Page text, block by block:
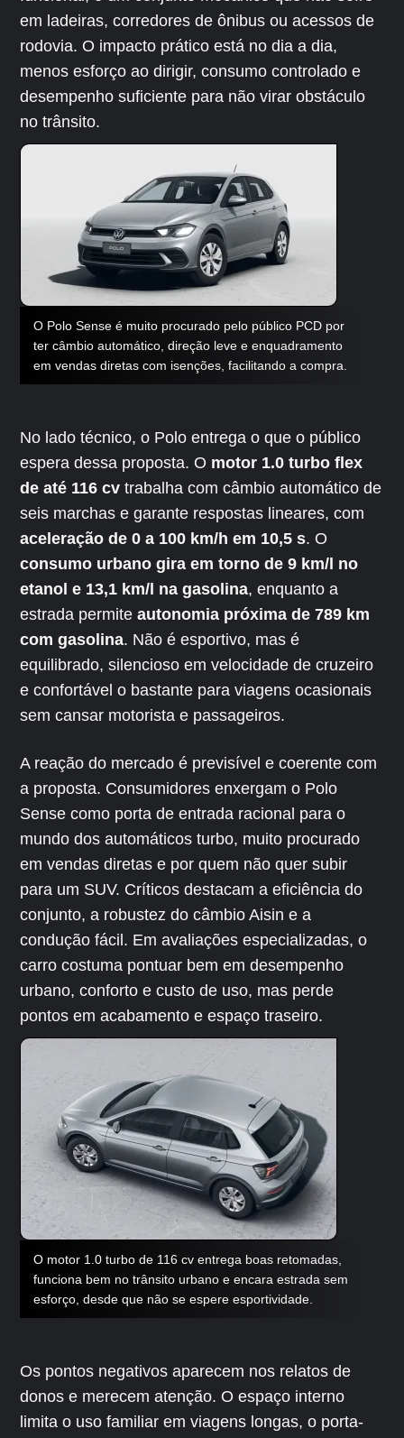
em ladeiras, corredores de ônibus ou acessos de
rodovia. O impacto prático está no dia a dia,
menos esforço ao dirigir, consumo controlado e
desempenho suficiente para não virar obstáculo
no trânsito.
O Polo Sense é muito procurado pelo público PCD por
ter câmbio automático, direção leve e enquadramento
em vendas diretas com isenções, facilitando a compra.
No lado técnico, o Polo entrega o que o público
espera dessa proposta. O motor 1.0 turbo flex
de até 116 cv trabalha com câmbio automático de
seis marchas e garante respostas lineares, com
aceleração de 0 a 100 km/h em 10,5 s. O
consumo urbano gira em torno de 9 km/l no
etanol e 13,1 km/l na gasolina, enquanto a
estrada permiteautonomia próxima de 789 km
com gasolina. Não é esportivo, mas é
equilibrado, silencioso em velocidade de cruzeiro
e confortável o bastante para viagens ocasionais
sem cansar motorista e passageiros.
A reação do mercado é previsível e coerente com
a proposta. Consumidores enxergam o Polo
Sense como porta de entrada racional para o
mundo dos automáticos turbo, muito procurado
em vendas diretas e por quem não quer subir
para um SUV. Críticos destacam a eficiência do
conjunto, a robustez do câmbio Aisin e a
condução fácil. Em avaliações especializadas, o
carro costuma pontuar bem em desempenho
urbano, conforto e custo de uso, mas perde
pontos em acabamento e espaço traseiro.
O motor 1.0 turbo de 116 cv entrega boas retomadas,
funciona bem no trânsito urbano e encara estrada sem
esforço, desde que não se espere esportividade.
Os pontos negativos aparecem nos relatos de
donos e merecem atenção. O espaço interno
limita o uso familiar em viagens longas, o porta-